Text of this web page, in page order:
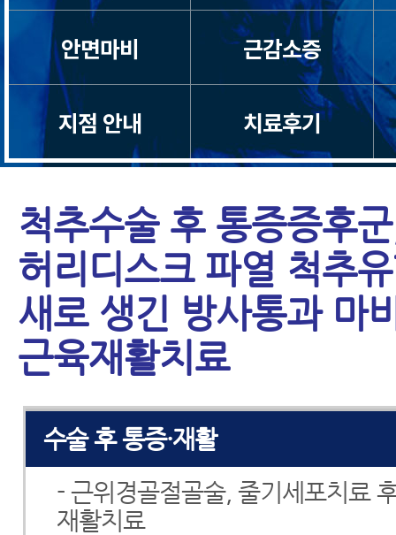
안면마비 근감소증
지점 안내 치료후기
척추수술 후 통증증후
허리디스크 파열 척추
새로 생긴 방사통과 마
근육재활치료
좌골신경통
척추관협착증
척추분리증
척추전방전위증
척추유합술 후 재발
척추운동법
섬유근육통
수술 후 통증·재활
- 근위경골절골술, 줄기세포치료
재활치료